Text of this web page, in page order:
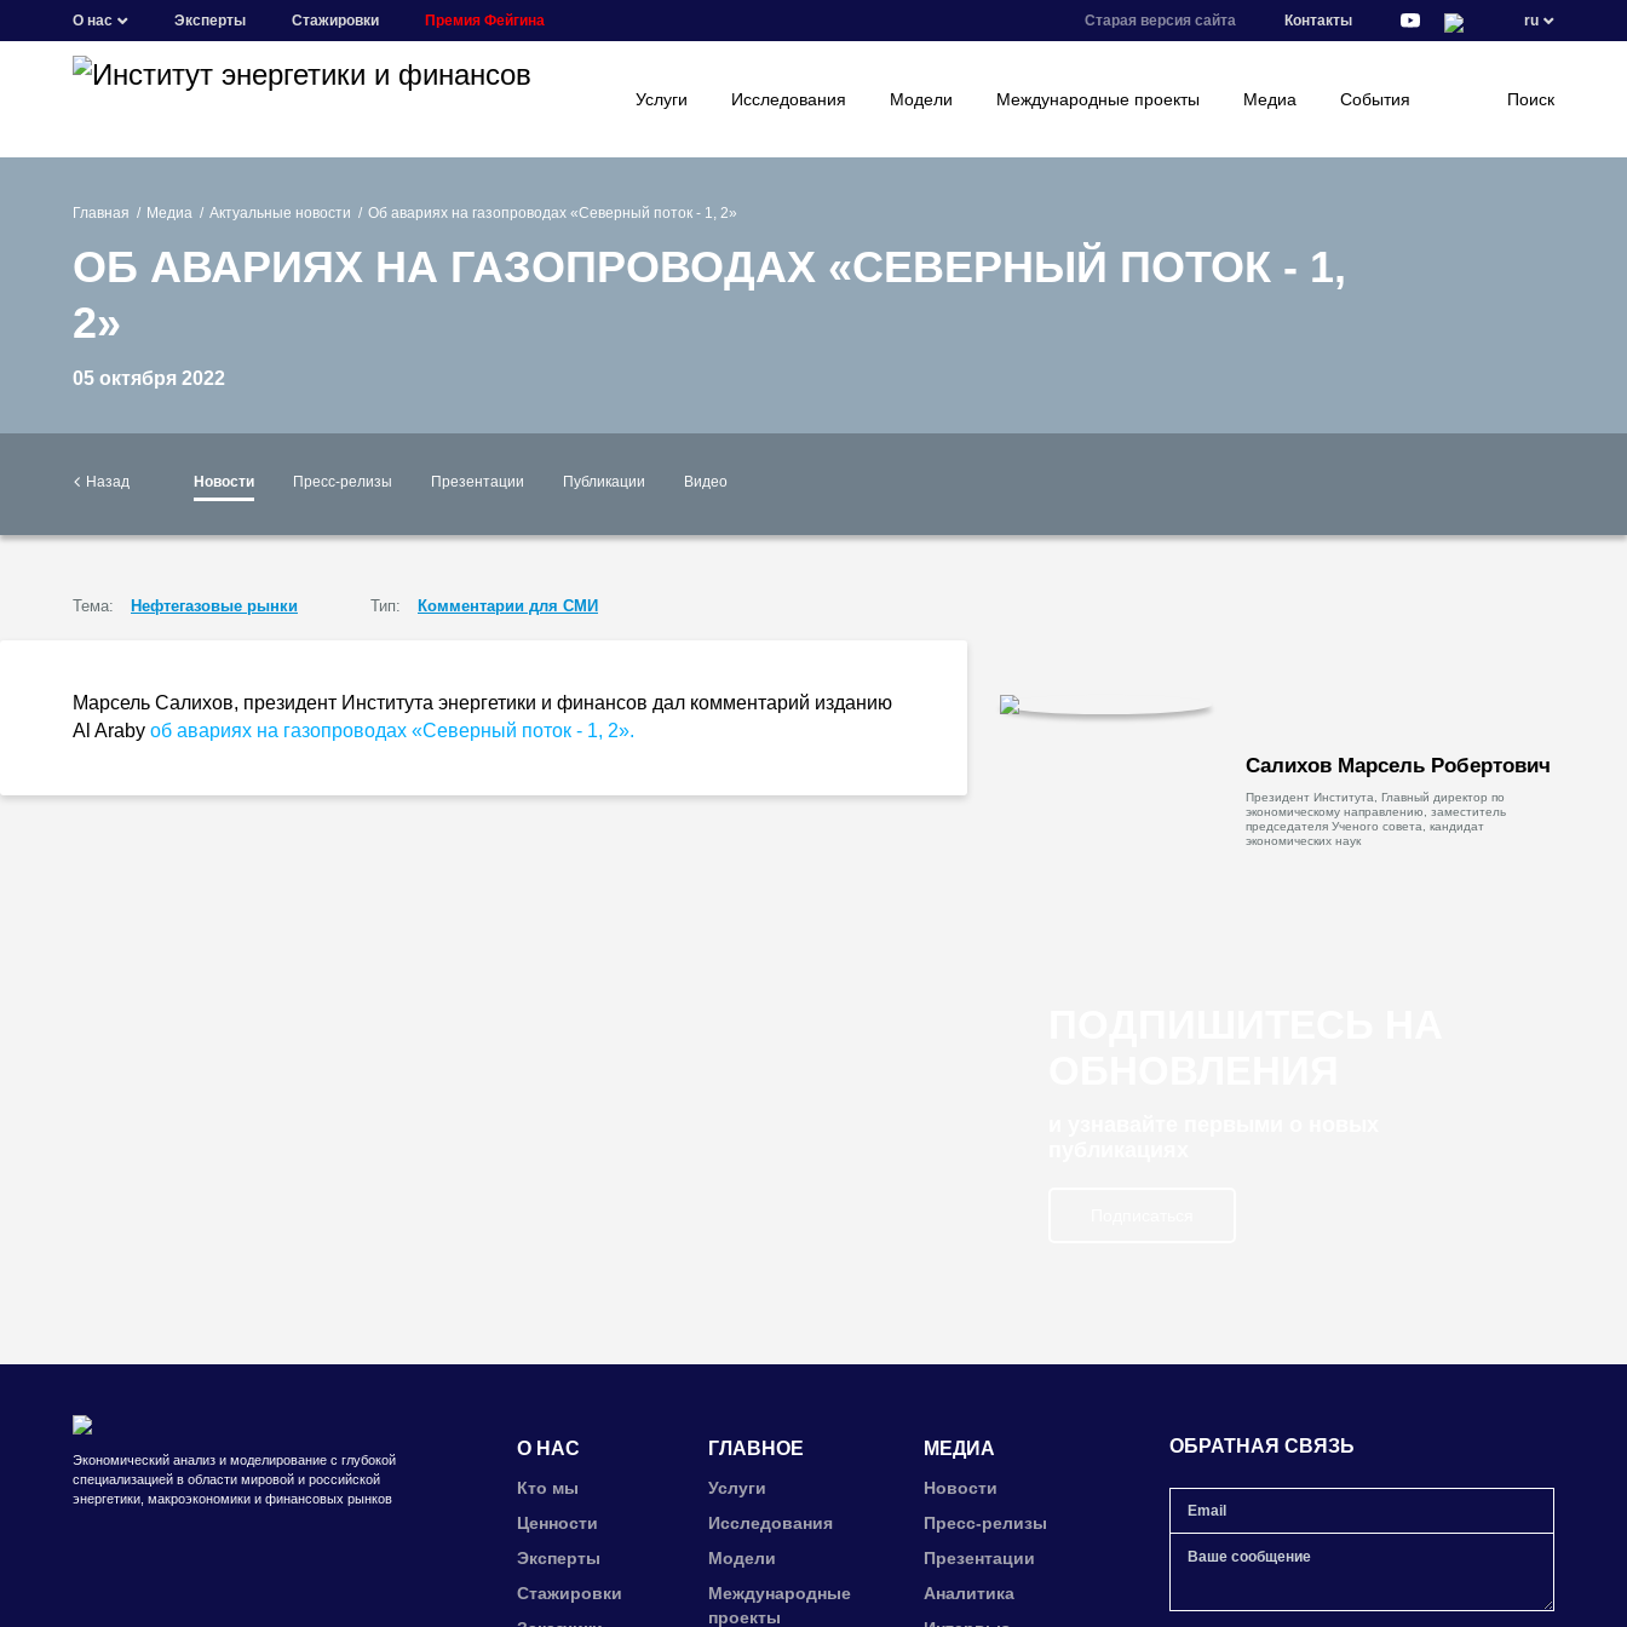
О нас Эксперты Стажировки Премия Фейгина Старая версия сайта Контакты ru
Услуги Исследования Модели Международные проекты Медиа События Поиск
Главная Медиа Актуальные новости Об авариях на газопроводах «Северный поток - 1, 2»
ОБ АВАРИЯХ НА ГАЗОПРОВОДАХ «СЕВЕРНЫЙ ПОТОК - 1,
2»
05 октября 2022
Назад Новости Пресс-релизы Презентации Публикации Видео
Тема: Нефтегазовые рынки Тип: Комментарии для СМИ
Марсель Салихов, президент Института энергетики и финансов дал комментарий изданию
Al Araby об авариях на газопроводах «Северный поток - 1, 2».
Салихов Марсель Робертович
Президент Института, Главный директор по
экономическому направлению, заместитель
председателя Ученого совета, кандидат
экономических наук
Экономический анализ и моделирование с глубокой
специализацией в области мировой и российской
энергетики, макроэкономики и финансовых рынков
О НАС
Кто мы
Ценности
Эксперты
Стажировки
ГЛАВНОЕ
Услуги
Исследования
Модели
Международные
проекты
МЕДИА
Новости
Пресс-релизы
Презентации
Аналитика
ОБРАТНАЯ СВЯЗЬ